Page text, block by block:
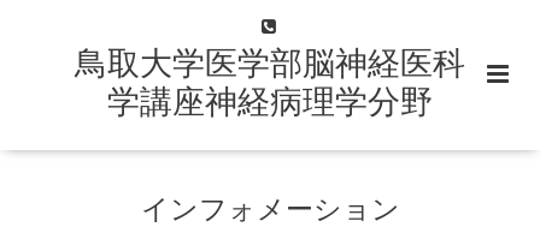
鳥取大学医学部脳神経医科
学講座神経病理学分野
インフォメーション